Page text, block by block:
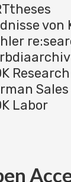
von
Research
Sales
Labor